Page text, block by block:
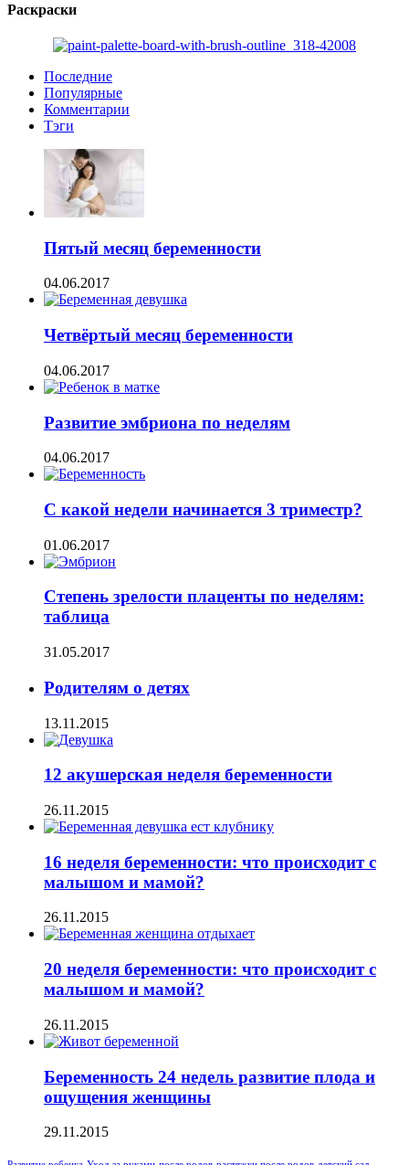
Раскраски
Последние
Популярные
Комментарии
Тэги
Пятый месяц беременности
04.06.2017
Четвёртый месяц беременности
04.06.2017
Развитие эмбриона по неделям
04.06.2017
С какой недели начинается 3 триместр?
01.06.2017
Степень зрелости плаценты по неделям:
таблица
31.05.2017
Родителям о детях
13.11.2015
12 акушерская неделя беременности
26.11.2015
16 неделя беременности: что происходит с
малышом и мамой?
26.11.2015
20 неделя беременности: что происходит с
малышом и мамой?
26.11.2015
Беременность 24 недель развитие плода и
ощущения женщины
29.11.2015